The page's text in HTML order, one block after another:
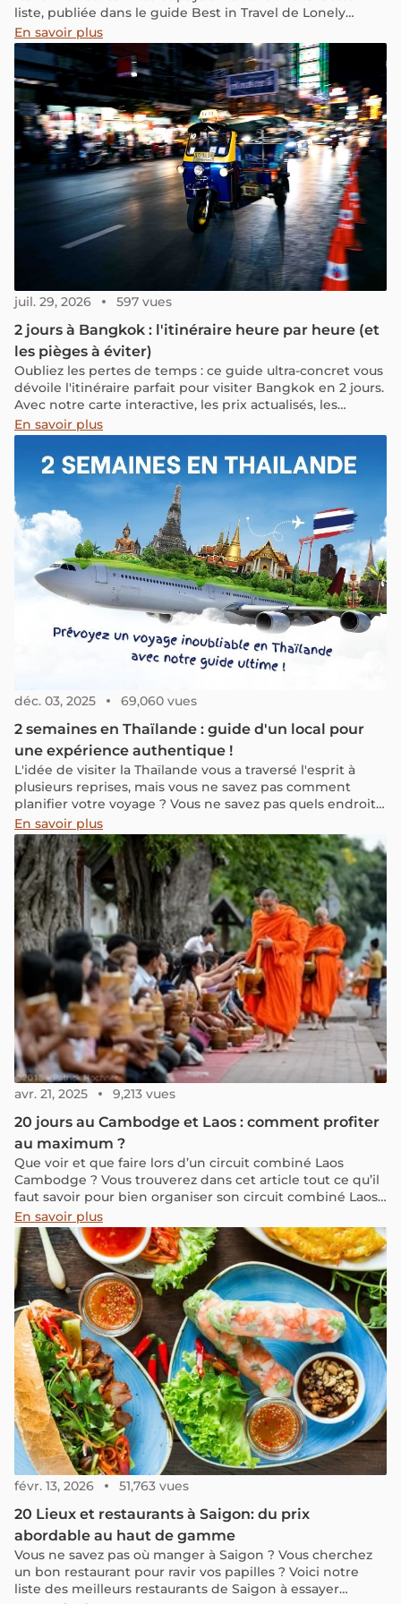
liste, publiée dans le guide Best in Travel de Lonely
Planet, met en avant des lieux exceptionnels dans le
monde entier, avec deux destinations asiatiques qui
méritent amplement leur reconnaissance.
En savoir plus
juil. 29, 2026 597 vues
2 jours à Bangkok : l'itinéraire heure par heure (et
les pièges à éviter)
Oubliez les pertes de temps : ce guide ultra-concret vous
dévoile l'itinéraire parfait pour visiter Bangkok en 2 jours.
Avec notre carte interactive, les prix actualisés, les
applications indispensables à télécharger et nos astuces
pour éviter les pièges, suivez le guide pour un stopover
parfaitement maîtrisé.
En savoir plus
déc. 03, 2025 69,060 vues
2 semaines en Thaïlande : guide d'un local pour
une expérience authentique !
L'idée de visiter la Thaïlande vous a traversé l'esprit à
plusieurs reprises, mais vous ne savez pas comment
planifier votre voyage ? Vous ne savez pas quels endroits
visiter ou combien de temps devriez-vous voyager en
Thaïlande ? Ne vous inquiétez pas, car nous avons
compilé le guide ultime d'une aventure de 2 semaines
en Thaïlande, remplie de sites à voir, de villes à visiter, de
détails budgétaires et de toutes les informations
nécessaires pour un voyage amusant et animé au pays
du sourire. Préparez-vous à vivre une expérience
inoubliable au cœur de la Thaïlande !
En savoir plus
avr. 21, 2025 9,213 vues
20 jours au Cambodge et Laos : comment profiter
au maximum ?
Que voir et que faire lors d’un circuit combiné Laos
Cambodge ? Vous trouverez dans cet article tout ce qu’il
faut savoir pour bien organiser son circuit combiné Laos
Cambodge, ce qu’il faut découvrir et les expériences à
vivre.
En savoir plus
févr. 13, 2026 51,763 vues
20 Lieux et restaurants à Saigon: du prix
abordable au haut de gamme
Vous ne savez pas où manger à Saigon ? Vous cherchez
un bon restaurant pour ravir vos papilles ? Voici notre
liste des meilleurs restaurants de Saigon à essayer